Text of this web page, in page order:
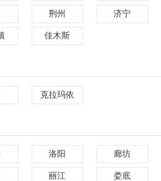
荆州 济宁
佳木斯
克拉玛依
洛阳 廊坊
丽江 娄底